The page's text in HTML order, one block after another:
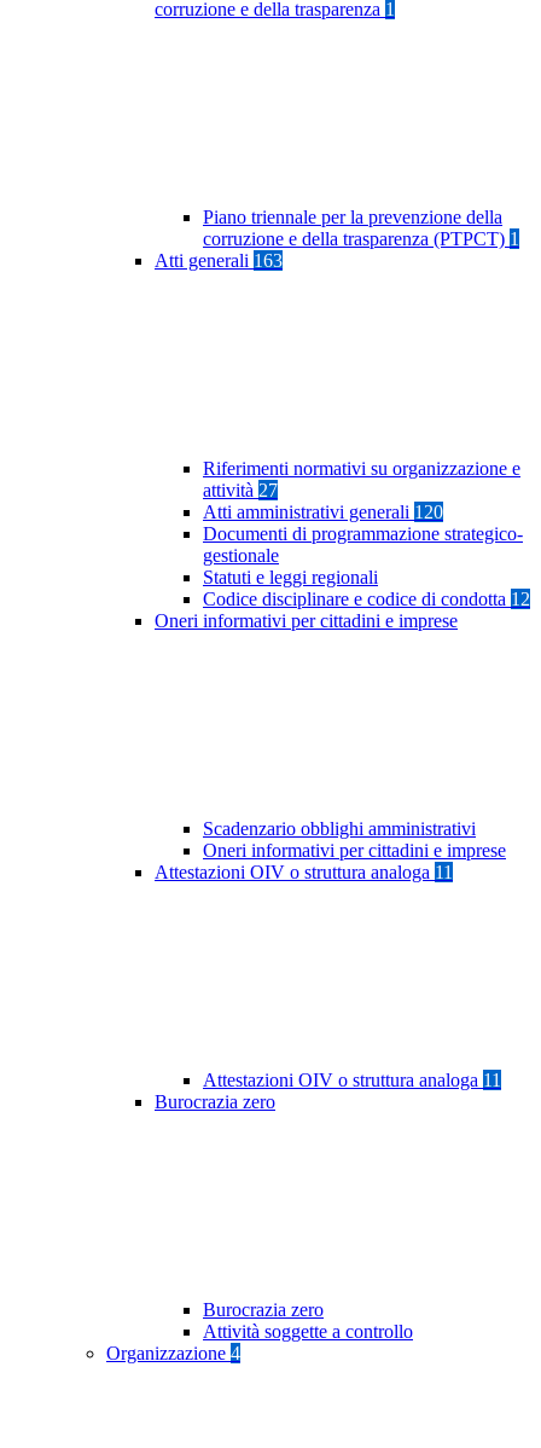
corruzione e della trasparenza 1
Piano triennale per la prevenzione della
corruzione e della trasparenza (PTPCT) 1
Atti generali 163
Riferimenti normativi su organizzazione e
attività 27
Atti amministrativi generali 120
Documenti di programmazione strategico-
gestionale
Statuti e leggi regionali
Codice disciplinare e codice di condotta 12
Oneri informativi per cittadini e imprese
Scadenzario obblighi amministrativi
Oneri informativi per cittadini e imprese
Attestazioni OIV o struttura analoga 11
Attestazioni OIV o struttura analoga 11
Burocrazia zero
Burocrazia zero
Attività soggette a controllo
Organizzazione 4